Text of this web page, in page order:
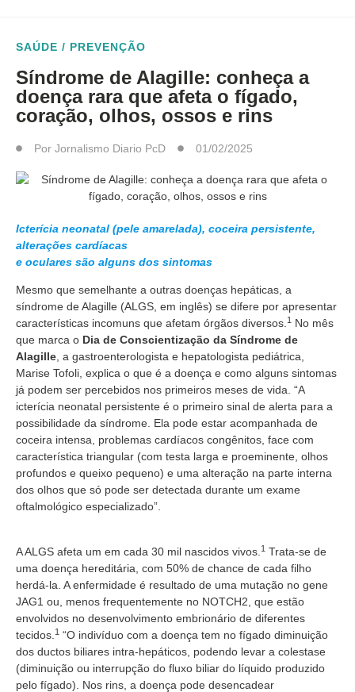
SAÚDE / PREVENÇÃO
Síndrome de Alagille: conheça a
doença rara que afeta o fígado,
coração, olhos, ossos e rins
Por Jornalismo Diario PcD 01/02/2025
Icterícia neonatal (pele amarelada), coceira persistente,
alterações cardíacas
e oculares são alguns dos sintomas
Mesmo que semelhante a outras doenças hepáticas, a
síndrome de Alagille (ALGS, em inglês) se difere por apresentar
características incomuns que afetam órgãos diversos.1 No mês
que marca o Dia de Conscientização da Síndrome de
Alagille, a gastroenterologista e hepatologista pediátrica,
Marise Tofoli, explica o que é a doença e como alguns sintomas
já podem ser percebidos nos primeiros meses de vida. “A
icterícia neonatal persistente é o primeiro sinal de alerta para a
possibilidade da síndrome. Ela pode estar acompanhada de
coceira intensa, problemas cardíacos congênitos, face com
característica triangular (com testa larga e proeminente, olhos
profundos e queixo pequeno) e uma alteração na parte interna
dos olhos que só pode ser detectada durante um exame
oftalmológico especializado”.
A ALGS afeta um em cada 30 mil nascidos vivos. 1 Trata-se de
uma doença hereditária, com 50% de chance de cada filho
herdá-la. A enfermidade é resultado de uma mutação no gene
JAG1 ou, menos frequentemente no NOTCH2, que estão
envolvidos no desenvolvimento embrionário de diferentes
tecidos. 1 “O indivíduo com a doença tem no fígado diminuição
dos ductos biliares intra-hepáticos, podendo levar a colestase
(diminuição ou interrupção do fluxo biliar do líquido produzido
pelo fígado). Nos rins, a doença pode desencadear